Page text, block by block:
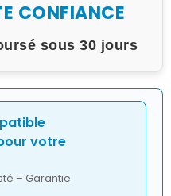
CONFIANCE
sous 30 jours
votre
– Garantie